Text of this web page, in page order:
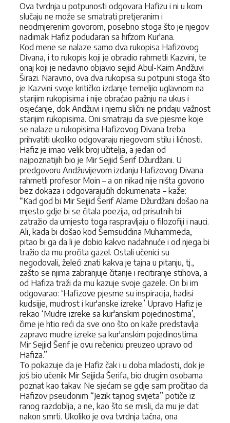
Ova tvrdnja u potpunosti odgovara Hafizu i ni u kom
slučaju ne može se smatrati pretjeranim i
neodmjerenim govorom, posebno stoga što je njegov
nadimak Hafiz podudaran sa hifzom Kur'ana.
Kod mene se nalaze samo dva rukopisa Hafizovog
Divana, i to rukopis koji je obradio rahmetli Kazvini, te
onaj koji je nedavno objavio sejjid Abul-Kaim Andžuvi
Širazi. Naravno, ova dva rukopisa su potpuni stoga što
je Kazvini svoje kritičko izdanje temeljio uglavnom na
starijim rukopisima i nije obraćao pažnju na ukus i
osjećanje, dok Andžuvi i njemu slični ne pridaju važnost
starijim rukopisima. Oni smatraju da sve pjesme koje
se nalaze u rukopisima Hafizovog Divana treba
prihvatiti ukoliko odgovaraju njegovom stilu i ličnosti.
Hafiz je imao velik broj učitelja, a jedan od
najpoznatijih bio je Mir Sejjid Šerif Džurdžani. U
predgovoru Andžuvijevom izdanju Hafizovog Divana
rahmetli profesor Moin – a on nikad nije ništa govorio
bez dokaza i odgovarajućih dokumenata – kaže:
“Kad god bi Mir Sejjid Šerif Alame Džurdžani došao na
mjesto gdje bi se čitala poezija, od prisutnih bi
zatražio da umjesto toga raspravljaju o filozofiji i nauci.
Ali, kada bi došao kod Šemsuddina Muhammeda,
pitao bi ga da li je dobio kakvo nadahnuće i od njega bi
tražio da mu pročita gazel. Ostali učenici su
negodovali, želeći znati kakva je tajna u pitanju, tj.,
zašto se njima zabranjuje čitanje i recitiranje stihova, a
od Hafiza traži da mu kazuje svoje gazele. On bi im
odgovarao: ‘Hafizove pjesme su inspiracija, hadisi
kudsijje, mudrost i kur'anske izreke.’ Upravo Hafiz je
rekao ‘Mudre izreke sa kur'anskim pojedinostima’,
čime je htio reći da sve ono što on kaže predstavlja
zapravo mudre izreke sa kur'anskim pojedinostima.
Mir Sejjid Šerif je ovu rečenicu preuzeo upravo od
Hafiza.”
To pokazuje da je Hafiz čak i u doba mladosti, dok je
još bio učenik Mir Sejjida Šerifa, bio drugim osobama
poznat kao takav. Ne sjećam se gdje sam pročitao da
Hafizov pseudonim “Jezik tajnog svijeta” potiče iz
ranog razdoblja, a ne, kao što se misli, da mu je dat
nakon smrti. Ukoliko je ova tvrdnja tačna, ona